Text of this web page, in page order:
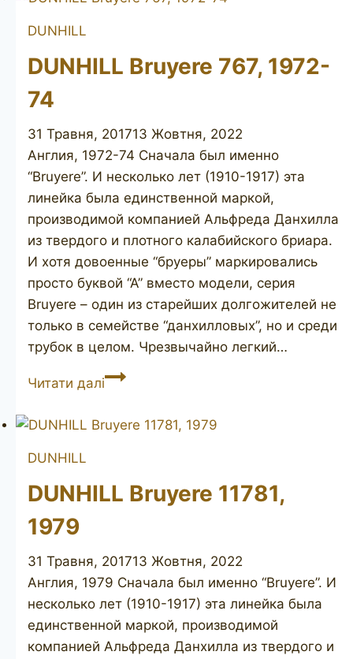
DUNHILL
DUNHILL Bruyere 767, 1972-
74
31 Травня, 201713 Жовтня, 2022
Англия, 1972-74 Сначала был именно
“Bruyere”. И несколько лет (1910-1917) эта
линейка была единственной маркой,
производимой компанией Альфреда Данхилла
из твердого и плотного калабийского бриара.
И хотя довоенные “бруеры” маркировались
просто буквой “А” вместо модели, серия
Bruyere – один из старейших долгожителей не
только в семействе “данхилловых”, но и среди
трубок в целом. Чрезвычайно легкий…
Читати даліDUNHILL
767,
DUNHILL
DUNHILL Bruyere 11781,
1979
31 Травня, 201713 Жовтня, 2022
Англия, 1979 Сначала был именно “Bruyere”. И
несколько лет (1910-1917) эта линейка была
единственной маркой, производимой
компанией Альфреда Данхилла из твердого и